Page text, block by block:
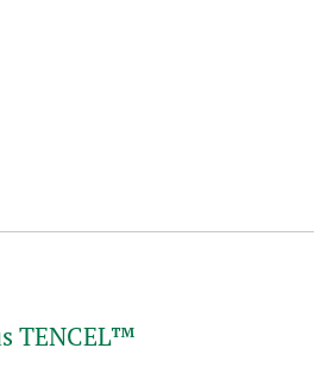
TENCEL™